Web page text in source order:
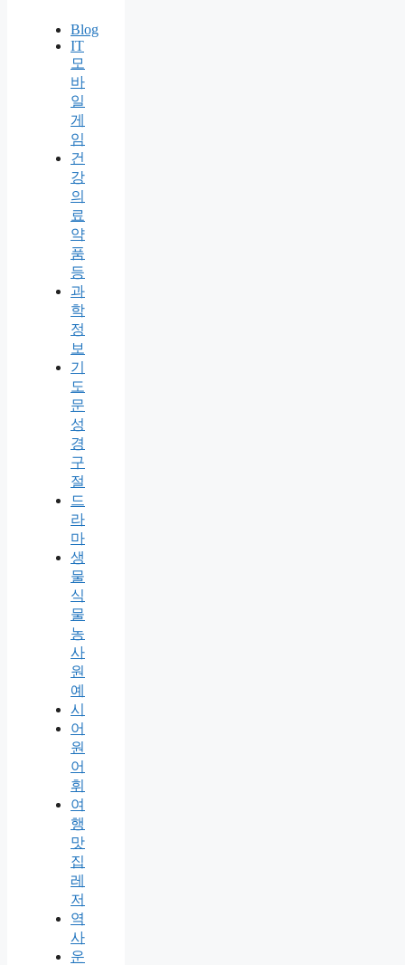
Blog
IT
모
바
일
게
임
건
강
의
료
약
품
등
과
학
정
보
기
도
문
성
경
구
절
드
라
마
생
물
식
물
농
사
원
예
시
어
원
어
휘
여
행
맛
집
레
저
역
사
운